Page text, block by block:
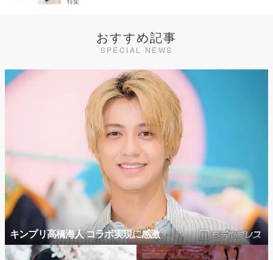
おすすめ記事
SPECIAL NEWS
キンプリ高橋海人 コラボ実現に感激